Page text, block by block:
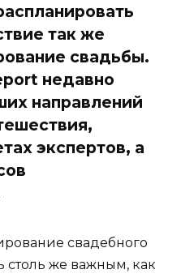
так же
свадьбы.
недавно
направлений
экспертов, а
свадебного
столь же важным, как